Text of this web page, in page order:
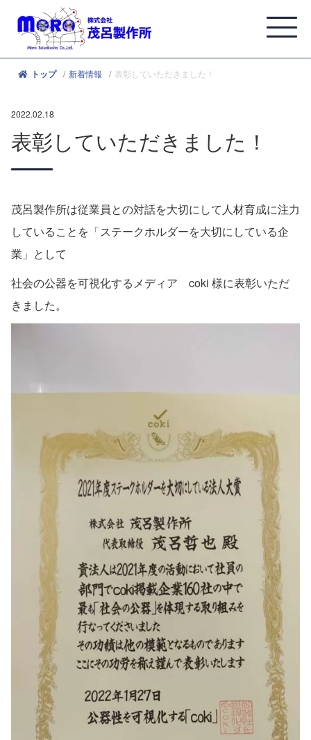
トップ 新着情報 表彰していただきました！
2022.02.18
表彰していただきました！
茂呂製作所は従業員との対話を大切にして人材育成に注力
していることを「ステークホルダーを大切にしている企
業」として
社会の公器を可視化するメディア coki 様に表彰いただ
きました。